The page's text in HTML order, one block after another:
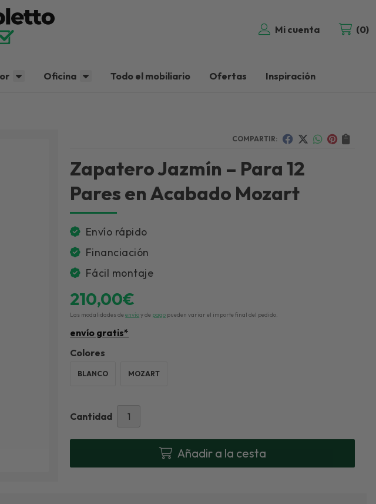
Mi cuenta 0
Oficina Todo el mobiliario Ofertas Inspiración
COMPARTIR:
Zapatero Jazmín – Para 12
Pares en Acabado Mozart
Envío rápido
Financiación
Fácil montaje
210,00€
Las modalidades deenvíoy de pago pueden variar el importe final del pedido.
envío gratis*
Colores
BLANCO MOZART
Cantidad
Añadir a la cesta